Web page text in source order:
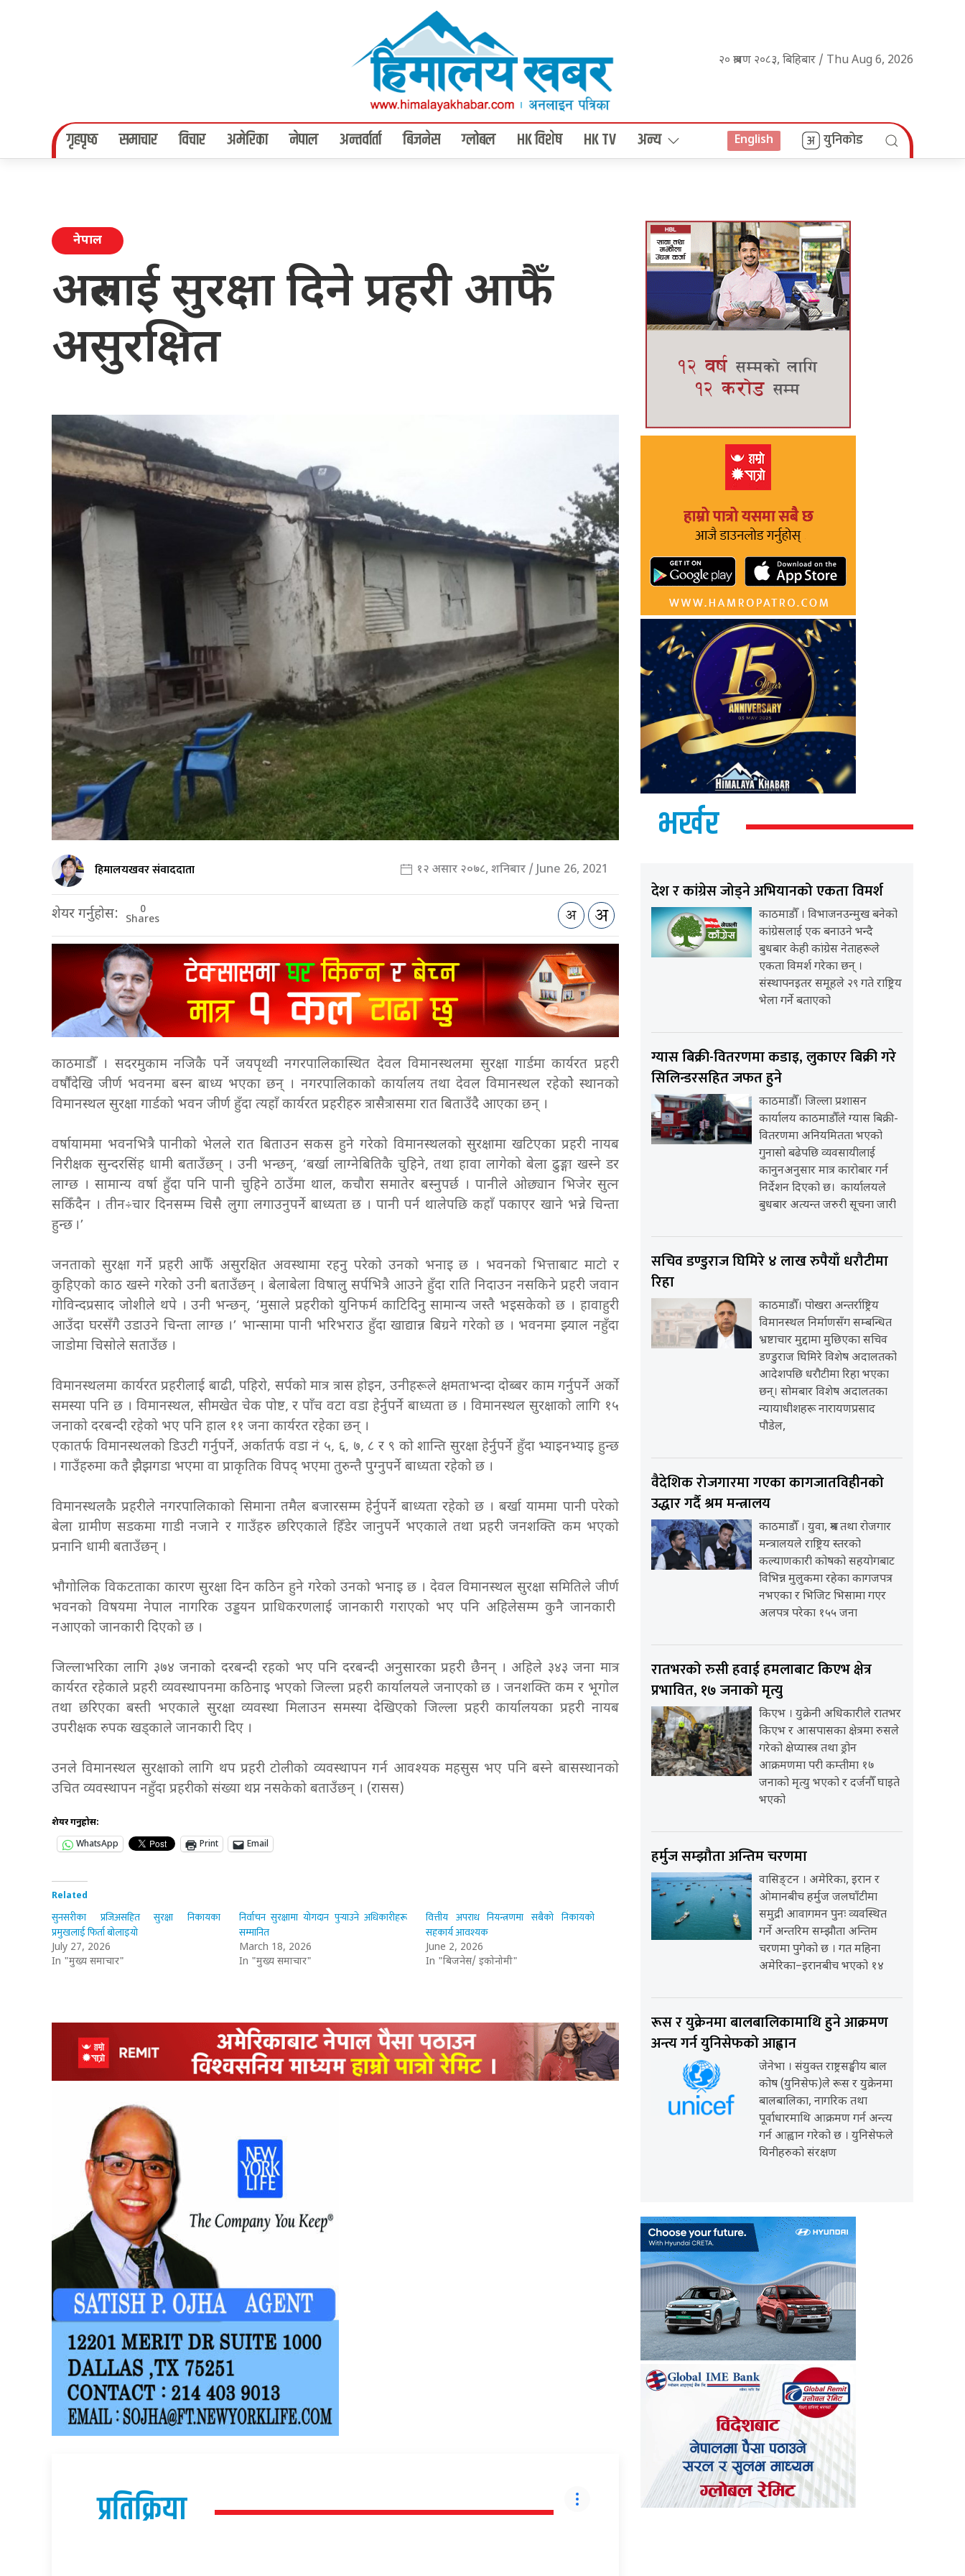
२० श्रावण २०८३, बिहिबार / Thu Aug 6, 2026
गृहपृष्‍ठ समाचार विचार अमेरिका नेपाल अन्तर्वार्ता बिजनेस ग्लोबल HK विशेष HK TV अन्य English युनिकोड
नेपाल
अरुलाई सुरक्षा दिने प्रहरी आफैँ
असुरक्षित
हिमालयखवर संवाददाता १२ असार २०७८, शनिबार / June 26, 2021
शेयर गर्नुहोस: 0
Shares
काठमाडौँ । सदरमुकाम नजिकै पर्ने जयपृथ्वी नगरपालिकास्थित देवल विमानस्थलमा सुरक्षा गार्डमा कार्यरत प्रहरी
वर्षौंदेखि जीर्ण भवनमा बस्न बाध्य भएका छन् । नगरपालिकाको कार्यालय तथा देवल विमानस्थल रहेकोे स्थानको
विमानस्थल सुरक्षा गार्डको भवन जीर्ण हुँदा त्यहाँ कार्यरत प्रहरीहरु त्रासैत्रासमा रात बिताउँदै आएका छन् ।
वर्षायाममा भवनभित्रै पानीको भेलले रात बिताउन सकस हुने गरेको विमानस्थलको सुरक्षामा खटिएका प्रहरी नायब
निरीक्षक सुन्दरसिंह धामी बताउँछन् । उनी भन्छन्, ‘बर्खा लाग्नेबितिकै चुहिने, तथा हावा लागेको बेला ढुङ्गा खस्ने डर
लाग्छ । सामान्य वर्षा हुँदा पनि पानी चुहिने ठाउँमा थाल, कचौरा समातेर बस्नुपर्छ । पानीले ओछ्यान भिजेर सुत्न
सकिँदैन । तीन÷चार दिनसम्म चिसै लुगा लगाउनुपर्ने बाध्यता छ । पानी पर्न थालेपछि कहाँ पकाएर खाने भन्ने चिन्ता
हुन्छ ।’
जनताको सुरक्षा गर्ने प्रहरी आफैँ असुरक्षित अवस्थामा रहनु परेको उनको भनाइ छ । भवनको भित्ताबाट माटो र
कुहिएको काठ खस्ने गरेको उनी बताउँछन् । बेलाबेला विषालु सर्पभित्रै आउने हुँदा राति निदाउन नसकिने प्रहरी जवान
गोविन्दप्रसाद जोशीले थपे । उनी भन्छन्, ‘मुसाले प्रहरीको युनिफर्म काटिदिनु सामान्य जस्तै भइसकेको छ । हावाहुरी
आउँदा घरसँगै उडाउने चिन्ता लाग्छ ।’ भान्सामा पानी भरिभराउ हुँदा खाद्यान्न बिग्रने गरेको छ । भवनमा झ्याल नहुँदा
जाडोमा चिसोले सताउँछ ।
विमानस्थलमा कार्यरत प्रहरीलाई बाढी, पहिरो, सर्पको मात्र त्रास होइन, उनीहरूले क्षमताभन्दा दोब्बर काम गर्नुपर्ने अर्को
समस्या पनि छ । विमानस्थल, सीमखेत चेक पोष्ट, र पाँच वटा वडा हेर्नुपर्ने बाध्यता छ । विमानस्थल सुरक्षाको लागि १५
जनाको दरबन्दी रहेको भए पनि हाल ११ जना कार्यरत रहेका छन् ।
एकातर्फ विमानस्थलको डिउटी गर्नुपर्ने, अर्कातर्फ वडा नं ५, ६, ७, ८ र ९ को शान्ति सुरक्षा हेर्नुपर्ने हुँदा भ्याइनभ्याइ हुन्छ
। गाउँहरुमा कतै झैझगडा भएमा वा प्राकृतिक विपद् भएमा तुरुन्तै पुग्नुपर्ने बाध्यता रहेको छ ।
विमानस्थलकै प्रहरीले नगरपालिकाको सिमाना तमैल बजारसम्म हेर्नुपर्ने बाध्यता रहेको छ । बर्खा याममा पानी परेको
बेला ग्रामीण सडकमा गाडी नजाने र गाउँहरु छरिएकाले हिँडेर जानुपर्ने भएकाले तथा प्रहरी जनशक्ति कम भएको
प्रनानि धामी बताउँछन् ।
भौगोलिक विकटताका कारण सुरक्षा दिन कठिन हुने गरेको उनको भनाइ छ । देवल विमानस्थल सुरक्षा समितिले जीर्ण
भवनको विषयमा नेपाल नागरिक उड्डयन प्राधिकरणलाई जानकारी गराएको भए पनि अहिलेसम्म कुनै जानकारी
नआएको जानकारी दिएको छ ।
जिल्लाभरिका लागि ३७४ जनाको दरबन्दी रहको भए पनि दरबन्दी अनुसारका प्रहरी छैनन् । अहिले ३४३ जना मात्र
कार्यरत रहेकाले प्रहरी व्यवस्थापनमा कठिनाइ भएको जिल्ला प्रहरी कार्यालयले जनाएको छ । जनशक्ति कम र भूगोल
तथा छरिएका बस्ती भएकाले सुरक्षा व्यवस्था मिलाउन समस्या देखिएको जिल्ला प्रहरी कार्यालयका प्रहरी नायब
उपरीक्षक रुपक खड्काले जानकारी दिए ।
उनले विमानस्थल सुरक्षाको लागि थप प्रहरी टोलीको व्यवस्थापन गर्न आवश्यक महसुस भए पनि बस्ने बासस्थानको
उचित व्यवस्थापन नहुँदा प्रहरीको संख्या थप्न नसकेको बताउँछन् । (रासस)
शेयर गर्नुहोस:
WhatsApp
Print Email
Related
सुनसरीका प्रजिअसहित सुरक्षा निकायका
प्रमुखलाई फिर्ता बोलाइयो
July 27, 2026
In "मुख्य समाचार"
निर्वाचन सुरक्षामा योगदान पुर्‍याउने अधिकारीहरू
सम्मानित
March 18, 2026
In "मुख्य समाचार"
वित्तीय अपराध नियन्त्रणमा सबैको निकायको
सहकार्य आवश्यक
June 2, 2026
In "बिजनेस/ इकोनोमी"
प्रतिक्रिया
भर्खर
देश र कांग्रेस जोड्ने अभियानको एकता विमर्श
काठमाडौँ । विभाजनउन्मुख बनेको
कांग्रेसलाई एक बनाउने भन्दै
बुधबार केही कांग्रेस नेताहरूले
एकता विमर्श गरेका छन् ।
संस्थापनइतर समूहले २९ गते राष्ट्रिय
भेला गर्ने बताएको
ग्यास बिक्री-वितरणमा कडाइ, लुकाएर बिक्री गरे
सिलिन्डरसहित जफत हुने
काठमाडौँ। जिल्ला प्रशासन
कार्यालय काठमाडौँले ग्यास बिक्री-
वितरणमा अनियमितता भएको
गुनासो बढेपछि व्यवसायीलाई
कानुनअनुसार मात्र कारोबार गर्न
निर्देशन दिएको छ। कार्यालयले
बुधबार अत्यन्त जरुरी सूचना जारी
सचिव डण्डुराज घिमिरे ४ लाख रुपैयाँ धरौटीमा
रिहा
काठमाडौँ। पोखरा अन्तर्राष्ट्रिय
विमानस्थल निर्माणसँग सम्बन्धित
भ्रष्टाचार मुद्दामा मुछिएका सचिव
डण्डुराज घिमिरे विशेष अदालतको
आदेशपछि धरौटीमा रिहा भएका
छन्। सोमबार विशेष अदालतका
न्यायाधीशहरू नारायणप्रसाद
पौडेल,
वैदेशिक रोजगारमा गएका कागजातविहीनको
उद्धार गर्दै श्रम मन्त्रालय
काठमाडौँ । युवा, श्रम तथा रोजगार
मन्त्रालयले राष्ट्रिय स्तरको
कल्याणकारी कोषको सहयोगबाट
विभिन्न मुलुकमा रहेका कागजपत्र
नभएका र भिजिट भिसामा गएर
अलपत्र परेका १५५ जना
रातभरको रुसी हवाई हमलाबाट किएभ क्षेत्र
प्रभावित, १७ जनाको मृत्यु
किएभ । युक्रेनी अधिकारीले रातभर
किएभ र आसपासका क्षेत्रमा रुसले
गरेको क्षेप्यास्त्र तथा ड्रोन
आक्रमणमा परी कम्तीमा १७
जनाको मृत्यु भएको र दर्जनौँ घाइते
भएको
हर्मुज सम्झौता अन्तिम चरणमा
वासिङ्टन । अमेरिका, इरान र
ओमानबीच हर्मुज जलघाँटीमा
समुद्री आवागमन पुनः व्यवस्थित
गर्ने अन्तरिम सम्झौता अन्तिम
चरणमा पुगेको छ । गत महिना
अमेरिका–इरानबीच भएको १४
रूस र युक्रेनमा बालबालिकामाथि हुने आक्रमण
अन्त्य गर्न युनिसेफको आह्वान
जेनेभा । संयुक्त राष्ट्रसङ्घीय बाल
कोष (युनिसेफ)ले रूस र युक्रेनमा
बालबालिका, नागरिक तथा
पूर्वाधारमाथि आक्रमण गर्न अन्त्य
गर्न आह्वान गरेको छ । युनिसेफले
यिनीहरुको संरक्षण